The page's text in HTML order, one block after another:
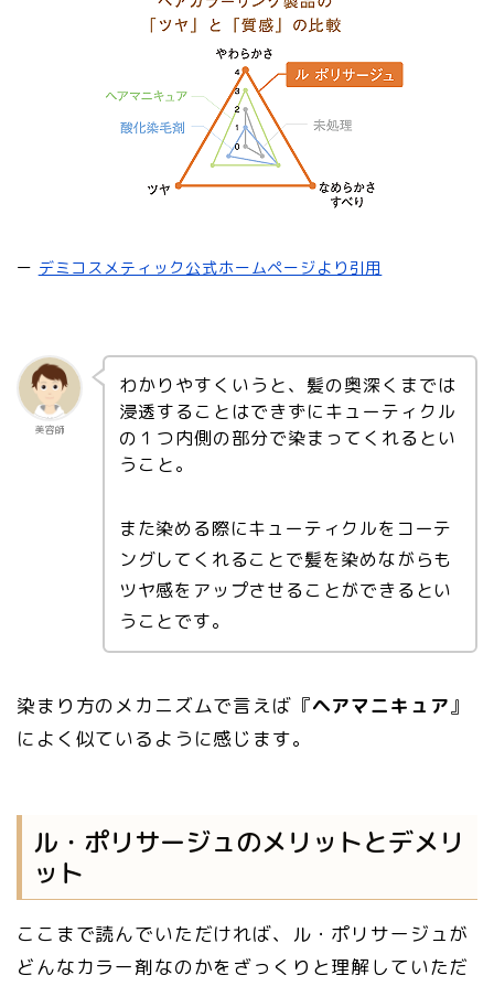
ー デミコスメティック公式ホームページより引用
美容師
わかりやすくいうと、髪の奥深くまでは
浸透することはできずにキューティクル
の１つ内側の部分で染まってくれるとい
うこと。
また染める際にキューティクルをコーテ
ングしてくれることで髪を染めながらも
ツヤ感をアップさせることができるとい
うことです。
染まり方のメカニズムで言えば『ヘアマニキュア』
によく似ているように感じます。
ル・ポリサージュのメリットとデメリ
ット
ここまで読んでいただければ、ル・ポリサージュが
どんなカラー剤なのかをざっくりと理解していただ